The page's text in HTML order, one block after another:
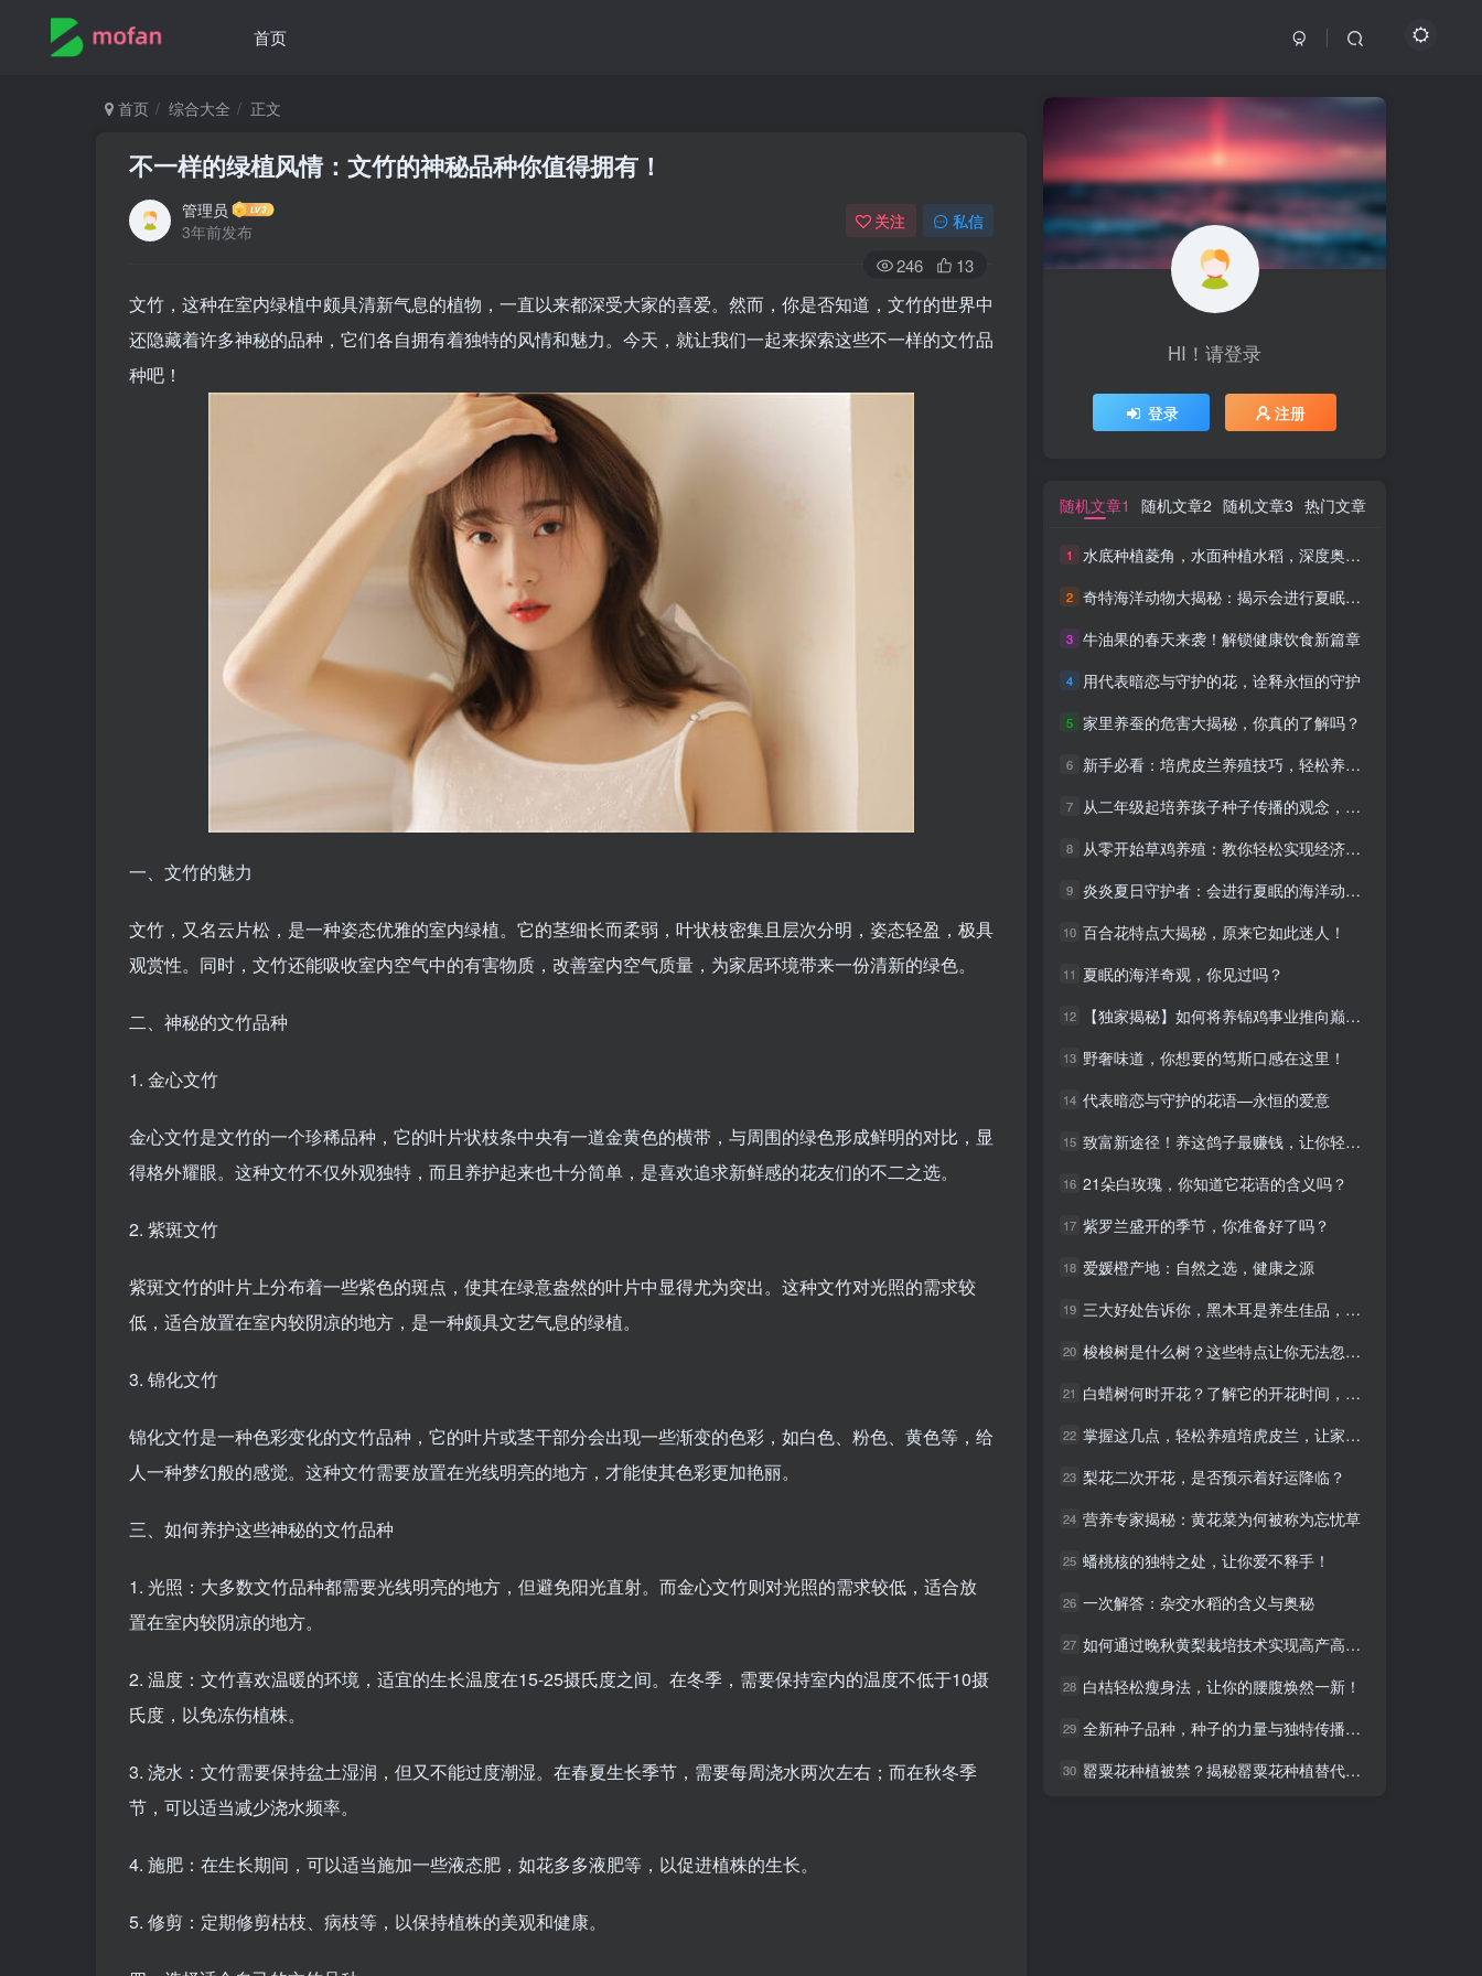
首页
首页 综合大全 正文
不一样的绿植风情：文竹的神秘品种你值得拥有！
管理员
3年前发布
关注 私信
246 13
文竹，这种在室内绿植中颇具清新气息的植物，一直以来都深受大家的喜爱。然而，你是否知道，文竹的世界中
还隐藏着许多神秘的品种，它们各自拥有着独特的风情和魅力。今天，就让我们一起来探索这些不一样的文竹品
种吧！
一、文竹的魅力
文竹，又名云片松，是一种姿态优雅的室内绿植。它的茎细长而柔弱，叶状枝密集且层次分明，姿态轻盈，极具
观赏性。同时，文竹还能吸收室内空气中的有害物质，改善室内空气质量，为家居环境带来一份清新的绿色。
二、神秘的文竹品种
1. 金心文竹
金心文竹是文竹的一个珍稀品种，它的叶片状枝条中央有一道金黄色的横带，与周围的绿色形成鲜明的对比，显
得格外耀眼。这种文竹不仅外观独特，而且养护起来也十分简单，是喜欢追求新鲜感的花友们的不二之选。
2. 紫斑文竹
紫斑文竹的叶片上分布着一些紫色的斑点，使其在绿意盎然的叶片中显得尤为突出。这种文竹对光照的需求较
低，适合放置在室内较阴凉的地方，是一种颇具文艺气息的绿植。
3. 锦化文竹
锦化文竹是一种色彩变化的文竹品种，它的叶片或茎干部分会出现一些渐变的色彩，如白色、粉色、黄色等，给
人一种梦幻般的感觉。这种文竹需要放置在光线明亮的地方，才能使其色彩更加艳丽。
三、如何养护这些神秘的文竹品种
1. 光照：大多数文竹品种都需要光线明亮的地方，但避免阳光直射。而金心文竹则对光照的需求较低，适合放
置在室内较阴凉的地方。
2. 温度：文竹喜欢温暖的环境，适宜的生长温度在15-25摄氏度之间。在冬季，需要保持室内的温度不低于10摄
氏度，以免冻伤植株。
3. 浇水：文竹需要保持盆土湿润，但又不能过度潮湿。在春夏生长季节，需要每周浇水两次左右；而在秋冬季
节，可以适当减少浇水频率。
4. 施肥：在生长期间，可以适当施加一些液态肥，如花多多液肥等，以促进植株的生长。
5. 修剪：定期修剪枯枝、病枝等，以保持植株的美观和健康。
HI！请登录
登录 注册
随机文章1 随机文章2 随机文章3 热门文章
1 水底种植菱角，水面种植水稻，深度奥秘，轻松种出双收！
2 奇特海洋动物大揭秘：揭示会进行夏眠的海洋动物之奥秘
3 牛油果的春天来袭！解锁健康饮食新篇章
4 用代表暗恋与守护的花，诠释永恒的守护
5 家里养蚕的危害大揭秘，你真的了解吗？
6 新手必看：培虎皮兰养殖技巧，轻松养成茂盛绿植
7 从二年级起培养孩子种子传播的观念，家长们必备知识！
8 从零开始草鸡养殖：教你轻松实现经济收益
9 炎炎夏日守护者：会进行夏眠的海洋动物盘点
10 百合花特点大揭秘，原来它如此迷人！
11 夏眠的海洋奇观，你见过吗？
12 【独家揭秘】如何将养锦鸡事业推向巅峰！
13 野奢味道，你想要的笃斯口感在这里！
14 代表暗恋与守护的花语—永恒的爱意
15 致富新途径！养这鸽子最赚钱，让你轻松走上人生巅峰
16 21朵白玫瑰，你知道它花语的含义吗？
17 紫罗兰盛开的季节，你准备好了吗？
18 爱媛橙产地：自然之选，健康之源
19 三大好处告诉你，黑木耳是养生佳品，健康生活从此开始
20 梭梭树是什么树？这些特点让你无法忽视！
21 白蜡树何时开花？了解它的开花时间，让你轻松打造花园美景
22 掌握这几点，轻松养殖培虎皮兰，让家居更添绿意
23 梨花二次开花，是否预示着好运降临？
24 营养专家揭秘：黄花菜为何被称为忘忧草
25 蟠桃核的独特之处，让你爱不释手！
26 一次解答：杂交水稻的含义与奥秘
27 如何通过晚秋黄梨栽培技术实现高产高质？专家解答
28 白桔轻松瘦身法，让你的腰腹焕然一新！
29 全新种子品种，种子的力量与独特传播途径解析
30 罂粟花种植被禁？揭秘罂粟花种植替代方法！
HI！请登录
登录 注册
随机文章1 随机文章2 随机文章3 热门文章
1 水底种植菱角，水面种植水稻，深度奥秘，轻松种出双收！
2 奇特海洋动物大揭秘：揭示会进行夏眠的海洋动物之奥秘
3 牛油果的春天来袭！解锁健康饮食新篇章
4 用代表暗恋与守护的花，诠释永恒的守护
5 家里养蚕的危害大揭秘，你真的了解吗？
6 新手必看：培虎皮兰养殖技巧，轻松养成茂盛绿植
7 从二年级起培养孩子种子传播的观念，家长们必备知识！
8 从零开始草鸡养殖：教你轻松实现经济收益
9 炎炎夏日守护者：会进行夏眠的海洋动物盘点
10 百合花特点大揭秘，原来它如此迷人！
11 夏眠的海洋奇观，你见过吗？
12 【独家揭秘】如何将养锦鸡事业推向巅峰！
13 野奢味道，你想要的笃斯口感在这里！
14 代表暗恋与守护的花语—永恒的爱意
15 致富新途径！养这鸽子最赚钱，让你轻松走上人生巅峰
16 21朵白玫瑰，你知道它花语的含义吗？
17 紫罗兰盛开的季节，你准备好了吗？
18 爱媛橙产地：自然之选，健康之源
19 三大好处告诉你，黑木耳是养生佳品，健康生活从此开始
20 梭梭树是什么树？这些特点让你无法忽视！
21 白蜡树何时开花？了解它的开花时间，让你轻松打造花园美景
22 掌握这几点，轻松养殖培虎皮兰，让家居更添绿意
23 梨花二次开花，是否预示着好运降临？
24 营养专家揭秘：黄花菜为何被称为忘忧草
25 蟠桃核的独特之处，让你爱不释手！
26 一次解答：杂交水稻的含义与奥秘
27 如何通过晚秋黄梨栽培技术实现高产高质？专家解答
28 白桔轻松瘦身法，让你的腰腹焕然一新！
29 全新种子品种，种子的力量与独特传播途径解析
30 罂粟花种植被禁？揭秘罂粟花种植替代方法！